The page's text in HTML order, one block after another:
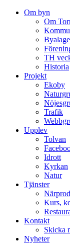
Om byn
Om
TH
Historia
Projekt
Ekoby
Trafik
Upplev
Tolvan
Idrott
Kyrkan
Natur
Tjänster
Kurs,
Kontakt
Skicka
Nyheter